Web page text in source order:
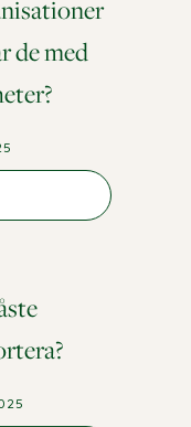
de med